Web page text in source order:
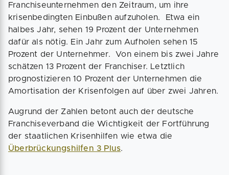
Franchiseunternehmen den Zeitraum, um ihre
krisenbedingten Einbußen aufzuholen. Etwa ein
halbes Jahr, sehen 19 Prozent der Unternehmen
dafür als nötig. Ein Jahr zum Aufholen sehen 15
Prozent der Unternehmer. Von einem bis zwei Jahre
schätzen 13 Prozent der Franchiser. Letztlich
prognostizieren 10 Prozent der Unternehmen die
Amortisation der Krisenfolgen auf über zwei Jahren.
Augrund der Zahlen betont auch der deutsche
Franchiseverband die Wichtigkeit der Fortführung
der staatlichen Krisenhilfen wie etwa die
Überbrückungshilfen 3 Plus.